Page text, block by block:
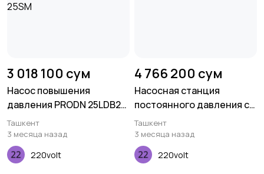
3 018 100 сум
Насос повышения
давления PRODN 25LDB2-
25SM
Ташкент
3 месяца назад
220volt
4 766 200 сум
Насосная станция
постоянного давления с
частотным управлением
PRODN CHM4-2H
Ташкент
3 месяца назад
220volt